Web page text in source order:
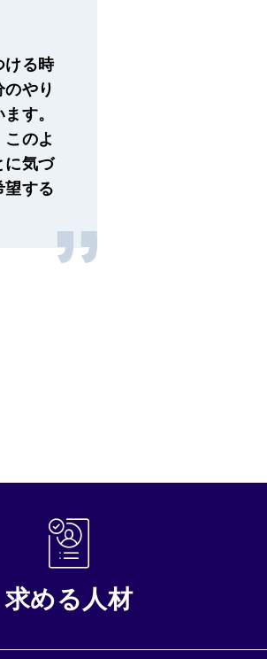
ける時
やり
す。
のよ
に気づ
望する
求める人材